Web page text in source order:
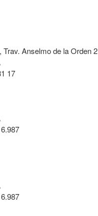
Anselmo de la Orden 2
17